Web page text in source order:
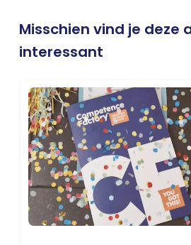
Misschien vind je deze
interessant